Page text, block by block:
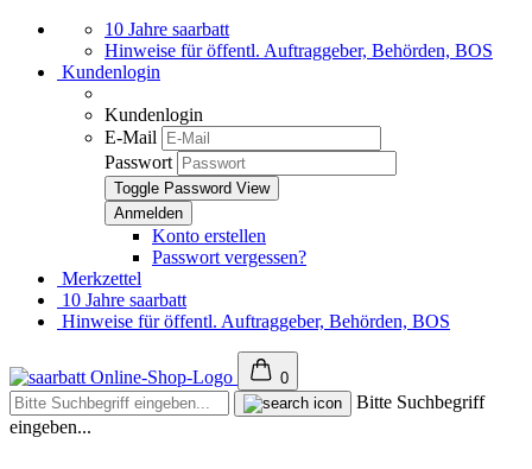
10 Jahre saarbatt
Hinweise für öffentl. Auftraggeber, Behörden, BOS
Kundenlogin
Kundenlogin
E-Mail
Passwort
Toggle Password View
Konto erstellen
Passwort vergessen?
Merkzettel
10 Jahre saarbatt
Hinweise für öffentl. Auftraggeber, Behörden, BOS
0
Bitte Suchbegriff
eingeben...